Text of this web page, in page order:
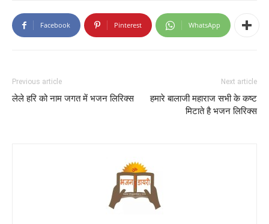
Facebook Pinterest WhatsApp
Previous article
लेले हरि को नाम जगत में भजन लिरिक्स
Next article
हमारे बालाजी महाराज सभी के कष्ट
मिटाते है भजन लिरिक्स